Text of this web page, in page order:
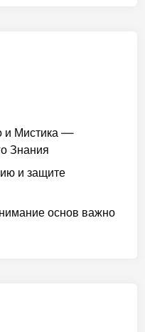
и Мистика —
Знания
и защите
основ важно